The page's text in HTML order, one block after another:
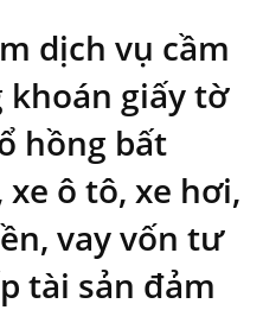
dịch vụ cầm
khoán giấy tờ
hồng bất
ô tô, xe hơi,
vay vốn tư
tài sản đảm